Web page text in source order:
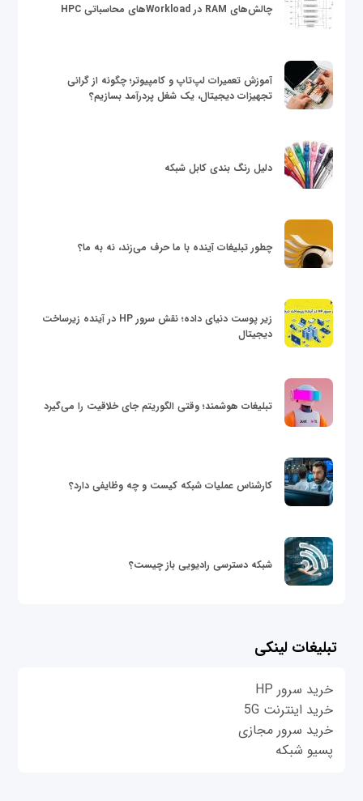
چالش‌های RAM در Workloadهای محاسباتی HPC
آموزش تعمیرات لپ‌تاپ و کامپیوتر؛ چگونه از گرانی
تجهیزات دیجیتال، یک شغل پردرآمد بسازیم؟
دلیل رنگ بندی کابل شبکه
چطور تبلیغات آینده با ما حرف می‌زند، نه به ما؟
زیر پوست دنیای داده؛ نقش سرور HP در آینده زیرساخت
دیجیتال
تبلیغات هوشمند؛ وقتی الگوریتم جای خلاقیت را می‌گیرد
کارشناس عملیات شبکه کیست و چه وظایفی دارد؟
شبکه دسترسی رادیویی باز چیست؟
تبلیغات لینکی
خرید سرور HP
خرید اینترنت 5G
خرید سرور مجازی
پسیو شبکه